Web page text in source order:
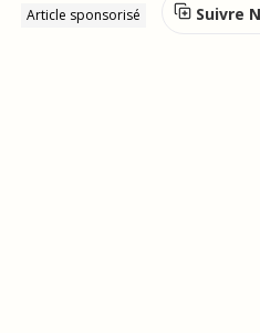
Article sponsorisé Suivre